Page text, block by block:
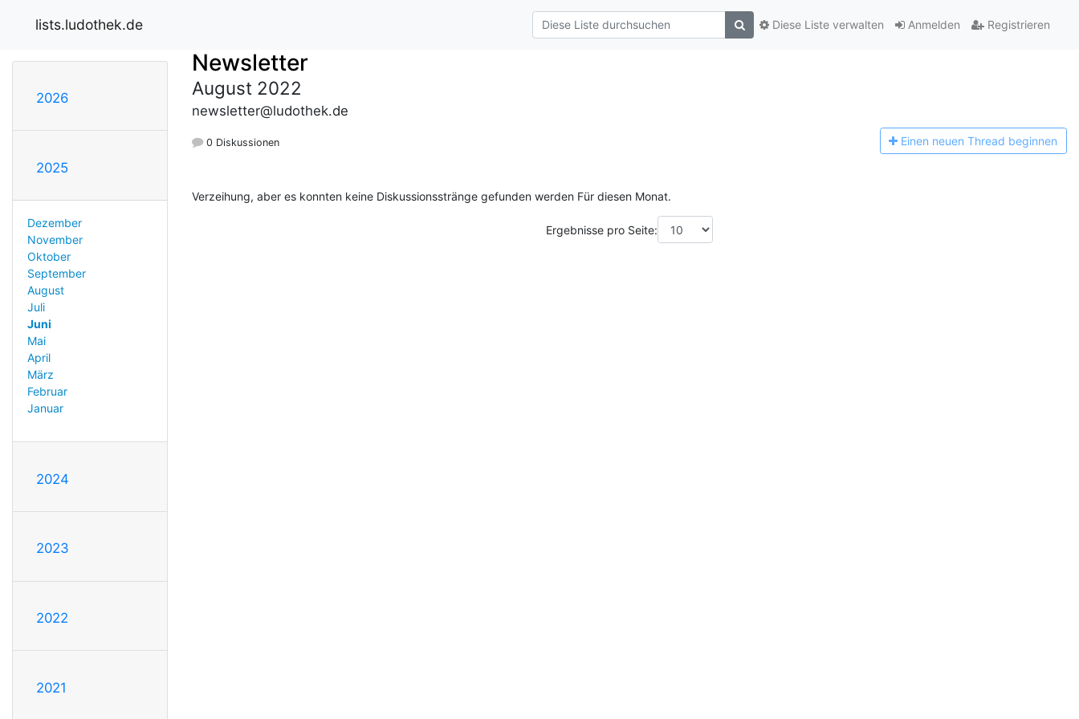
lists.ludothek.de Anmelden Registrieren
Diese Liste verwalten
2026
2025
Dezember
November
Oktober
September
August
Juli
Juni
Mai
April
März
Februar
Januar
2024
2023
2022
2021
Newsletter
August 2022
newsletter@ludothek.de
0 Diskussionen Einen neuen Thread beginnen
Verzeihung, aber es konnten keine Diskussionsstränge gefunden werden Für diesen Monat.
Ergebnisse pro Seite: